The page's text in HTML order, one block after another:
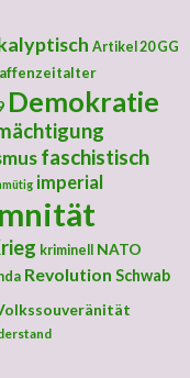
Artikel 20 GG
Demokratie
faschistisch
imperial
kriminell
NATO
Revolution Schwab